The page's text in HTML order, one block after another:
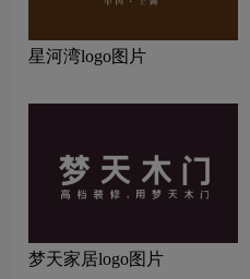
星河湾logo图片
梦天家居logo图片